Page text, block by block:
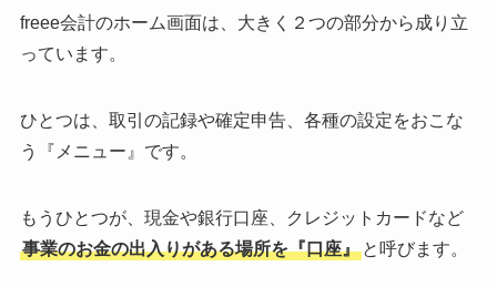
freee会計のホーム画面は、大きく２つの部分から成り立
っています。
ひとつは、取引の記録や確定申告、各種の設定をおこな
う『メニュー』です。
もうひとつが、現金や銀行口座、クレジットカードなど
事業のお金の出入りがある場所を『口座』と呼びます。